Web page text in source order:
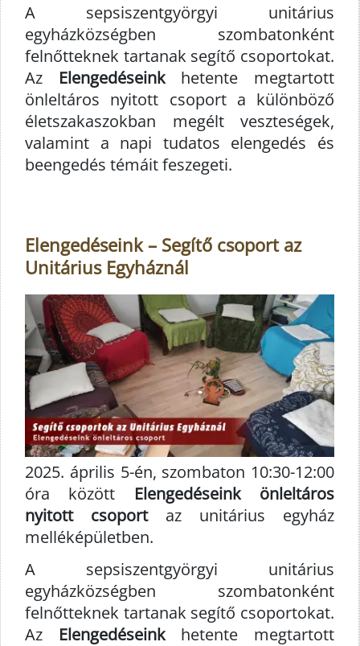
A sepsiszentgyörgyi unitárius
egyházközségben szombatonként
felnőtteknek tartanak segítő csoportokat.
Az Elengedéseinkhetente megtartott
önleltáros nyitott csoport a különböző
életszakaszokban megélt veszteségek,
valamint a napi tudatos elengedés és
beengedés témáit feszegeti.
Elengedéseink – Segítő csoport az
Unitárius Egyháznál
2025. április 5-én, szombaton 10:30-12:00
óra között Elengedéseink önleltáros
nyitott csoportaz unitárius egyház
melléképületben.
A sepsiszentgyörgyi unitárius
egyházközségben szombatonként
felnőtteknek tartanak segítő csoportokat.
Az Elengedéseinkhetente megtartott